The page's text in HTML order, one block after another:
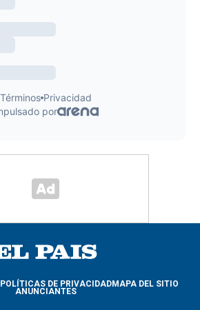
POLÍTICAS DE PRIVACIDADMAPA DEL SITIO
ANUNCIANTES